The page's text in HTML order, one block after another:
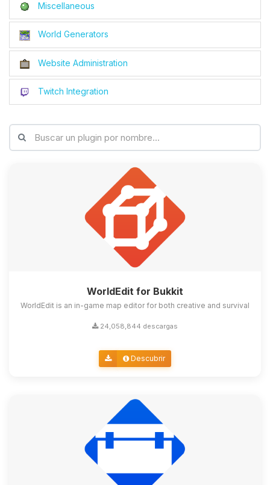
Miscellaneous
World Generators
Website Administration
Twitch Integration
WorldEdit for Bukkit
WorldEdit is an in-game map editor for both creative and survival
24,058,844 descargas
Descubrir